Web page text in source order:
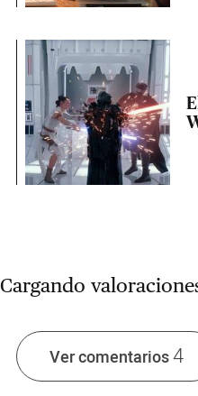
Cargando
Ver comentarios4